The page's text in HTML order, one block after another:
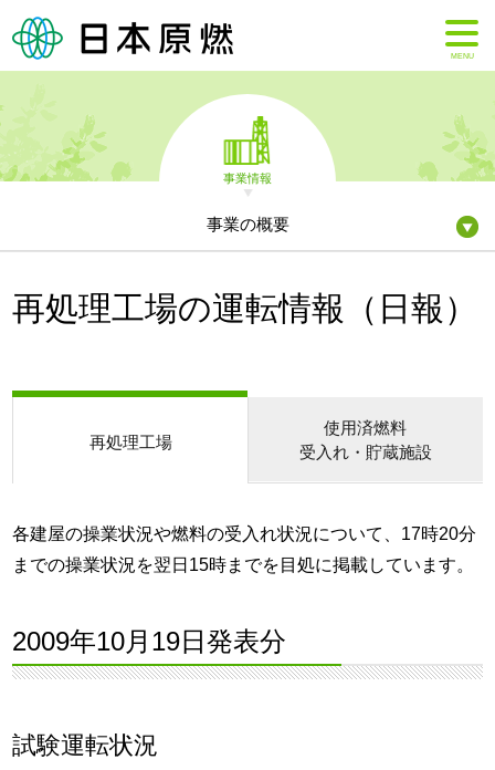
MENU
事業情報
事業の概要
再処理工場の運転情報（日報）
再処理工場
使用済燃料
受入れ・貯蔵施設
各建屋の操業状況や燃料の受入れ状況について、17時20分
までの操業状況を翌日15時までを目処に掲載しています。
2009年10月19日発表分
試験運転状況